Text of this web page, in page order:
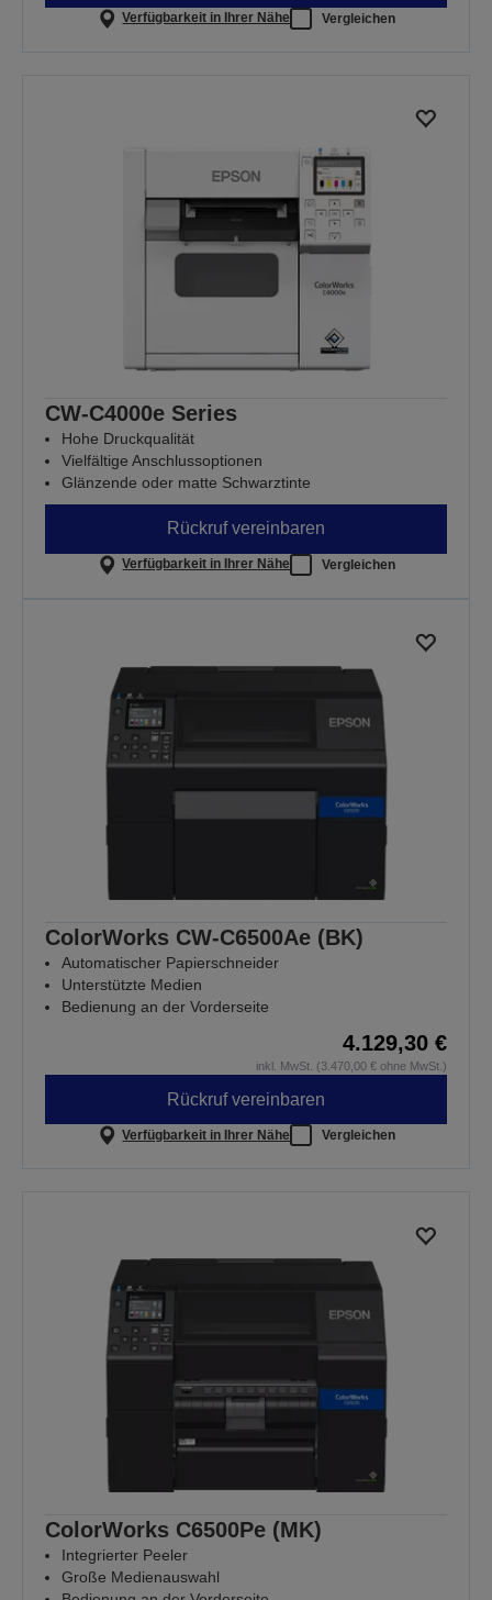
Verfügbarkeit in Ihrer Nähe Vergleichen
CW-C4000e Series
Hohe Druckqualität
Vielfältige Anschlussoptionen
Glänzende oder matte Schwarztinte
Rückruf vereinbaren
Verfügbarkeit in Ihrer Nähe Vergleichen
ColorWorks CW-C6500Ae (BK)
Automatischer Papierschneider
Unterstützte Medien
Bedienung an der Vorderseite
4.129,30 €
inkl. MwSt. (3.470,00 € ohne MwSt.)
Rückruf vereinbaren
Verfügbarkeit in Ihrer Nähe Vergleichen
ColorWorks C6500Pe (MK)
Integrierter Peeler
Große Medienauswahl